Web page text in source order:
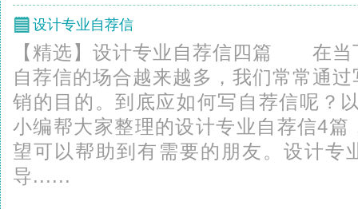
设计专业自荐信
【精选】设计专业自荐信四篇 在当
自荐信的场合越来越多，我们常常通
销的目的。到底应如何写自荐信呢？
小编帮大家整理的设计专业自荐信4篇
望可以帮助到有需要的朋友。设计专
导......